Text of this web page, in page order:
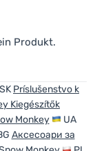
Produkt.
SK Príslušenstvo k
Kiegészítők
Monkey
UA
Аксесоари за